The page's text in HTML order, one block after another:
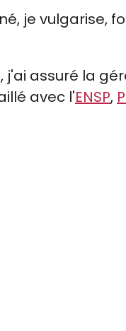
je vulgarise,
j'ai assuré la
avec l'ENSP,